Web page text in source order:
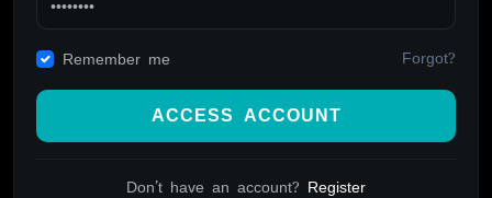
Remember me Forgot?
ACCESS ACCOUNT
Don't have an account? Register